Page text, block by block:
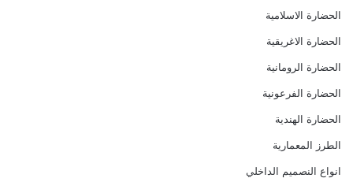
الحضارة الاسلامية
الحضارة الاغريقية
الحضارة الرومانية
الحضارة الفرعونية
الحضارة الهندية
الطرز المعمارية
انواع النصميم الداخلي